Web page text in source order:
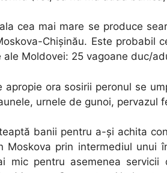
cea mai mare se produce
Chişinău. Este probabil
ale Moldovei: 25 vagoane duc/
apropie ora sosirii peronul se
urnele de gunoi, pervazul
banii pentru a-şi achita
Moskova prin intermediul unui
mic pentru asemenea